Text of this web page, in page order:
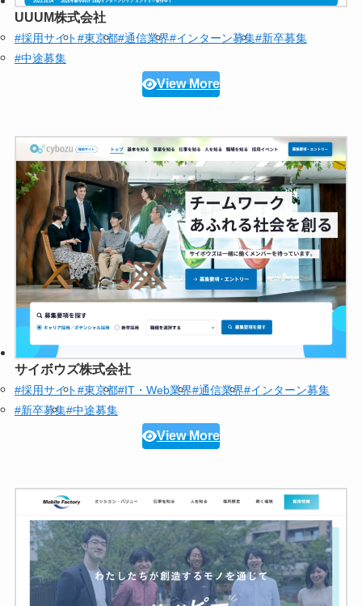
UUUM株式会社
#採用サイト#東京都#通信業界#インターン募集#新卒募集
#中途募集
View More
サイボウズ株式会社
#採用サイト#東京都#IT・Web業界#通信業界#インターン募集
#新卒募集#中途募集
View More